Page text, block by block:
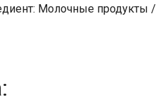
Молочные продукты /